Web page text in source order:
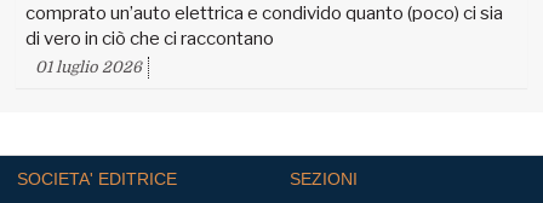
comprato un’auto elettrica e condivido quanto (poco) ci sia
di vero in ciò che ci raccontano
01 luglio 2026
SOCIETA' EDITRICE SEZIONI